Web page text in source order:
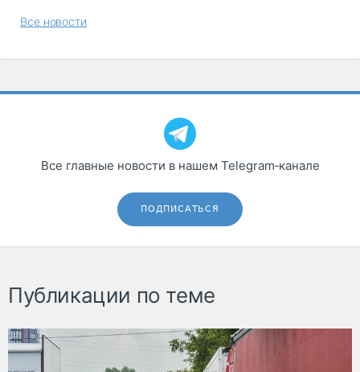
Все новости
Все главные новости в нашем Telegram‑канале
ПОДПИСАТЬСЯ
Публикации по теме